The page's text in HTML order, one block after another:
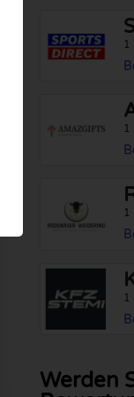
1
1
1
1
Werden